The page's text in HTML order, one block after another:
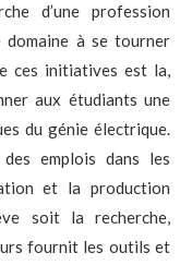
d’une profession
domaine à se tourner
ces initiatives est la,
aux étudiants une
du génie électrique.
emplois dans les
et la production
soit la recherche,
fournit les outils et